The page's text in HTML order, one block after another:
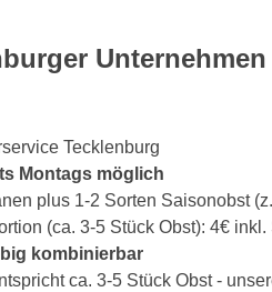
Unternehmen
Tecklenburg
Montags möglich
plus 1-2 Sorten Saisonobst
(ca. 3-5 Stück Obst): 4€
kombinierbar
ca. 3-5 Stück Obst -